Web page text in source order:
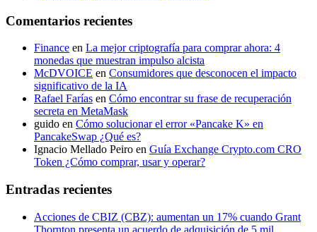
Comentarios recientes
Finance en La mejor criptografía para comprar ahora: 4
monedas que muestran impulso alcista
McDVOICE en Consumidores que desconocen el impacto
significativo de la IA
Rafael Farías en Cómo encontrar su frase de recuperación
secreta en MetaMask
guido en Cómo solucionar el error «Pancake K» en
PancakeSwap ¿Qué es?
Ignacio Mellado Peiro en Guía Exchange Crypto.com CRO
Token ¿Cómo comprar, usar y operar?
Entradas recientes
Acciones de CBIZ (CBZ): aumentan un 17% cuando Grant
Thornton presenta un acuerdo de adquisición de 5 mil